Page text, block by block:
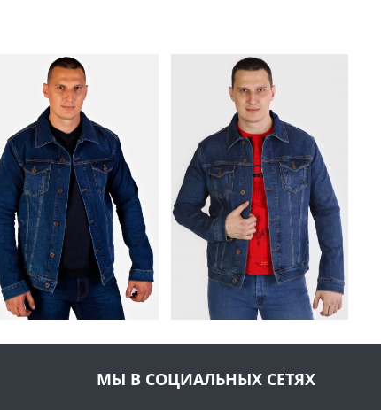
МЫ В СОЦИАЛЬНЫХ СЕТЯХ